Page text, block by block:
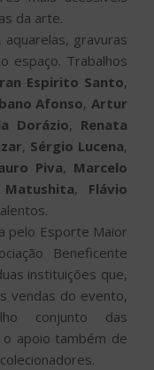
da arte.
aquarelas, gravuras
espaço. Trabalhos
Espirito Santo,
Afonso,Artur
Dorázio, Renata
, Sérgio Lucena,
Piva, Marcelo
, Flávio
pelo Esporte Maior
Beneficente
instituições que,
vendas do evento,
conjunto das
apoio também de